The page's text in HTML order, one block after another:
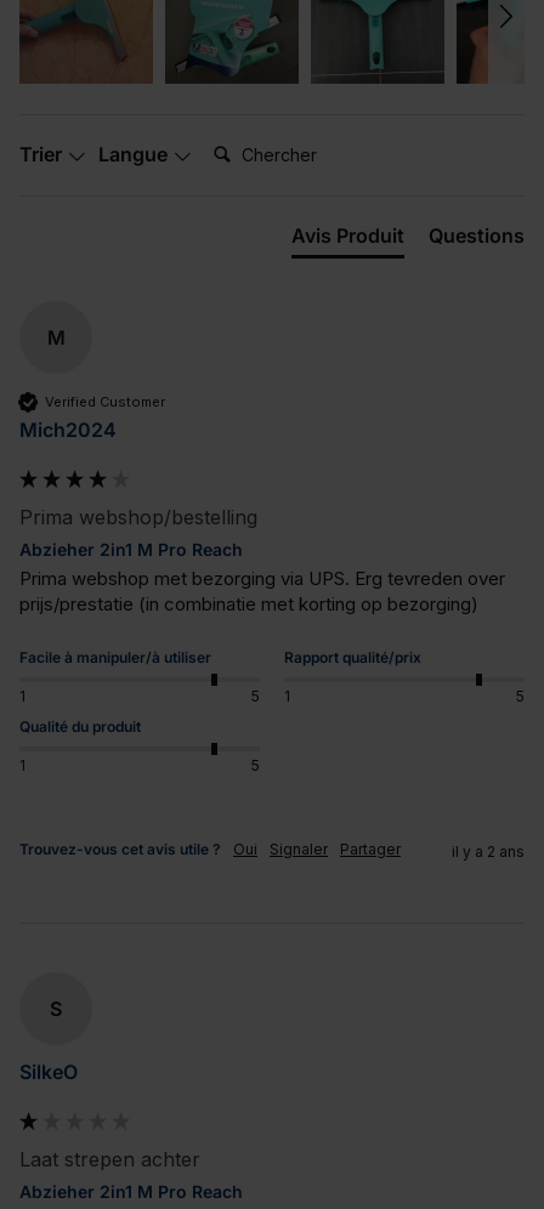
Trier Langue Chercher:
Avis Produit Questions
M
Verified Customer
Mich2024
Prima webshop/bestelling
Abzieher 2in1 M Pro Reach
Prima webshop met bezorging via UPS. Erg tevreden over
prijs/prestatie (in combinatie met korting op bezorging)
Facile à manipuler/à utiliser
1 5
Rapport qualité/prix
1
5
Qualité du produit
1 5
Trouvez-vous cet avis utile ? Oui Signaler Partager il y a 2 ans
S
SilkeO
Laat strepen achter
Abzieher 2in1 M Pro Reach